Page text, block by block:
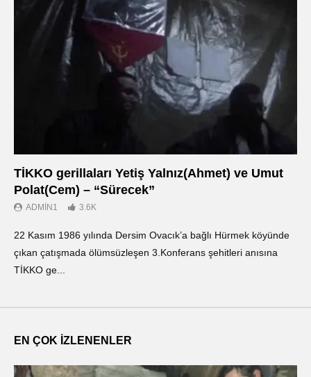
TİKKO gerillaları Yetiş Yalnız(Ahmet) ve Umut
Polat(Cem) – “Sürecek”
ADMIN1 3.6K
22 Kasım 1986 yılında Dersim Ovacık’a bağlı Hürmek köyünde
çıkan çatışmada ölümsüzleşen 3.Konferans şehitleri anısına
TİKKO ge...
EN ÇOK İZLENENLER